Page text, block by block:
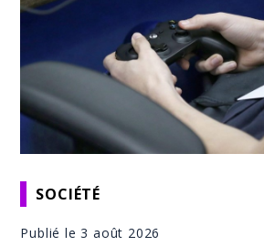
SOCIÉTÉ
Publié le 3 août 2026